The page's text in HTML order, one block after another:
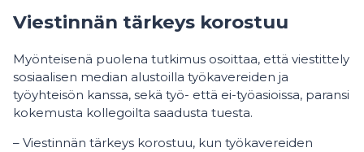
Viestinnän tärkeys korostuu
Myönteisenä puolena tutkimus osoittaa, että viestittely
sosiaalisen median alustoilla työkavereiden ja
työyhteisön kanssa, sekä työ- että ei-työasioissa, paransi
kokemusta kollegoilta saadusta tuesta.
– Viestinnän tärkeys korostuu, kun työkavereiden